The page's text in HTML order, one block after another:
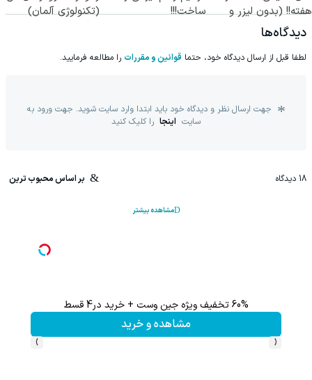
هفته!! (بدون لیزر و
جراحی)
ساخت!!!
(تکنولوژی آلمان)
دیدگاه‌ها
لطفا قبل از ارسال دیدگاه خود، حتما قوانین و مقررات را مطالعه فرمایید.
جهت ارسال نظر و دیدگاه خود باید ابتدا وارد سایت شوید. جهت ورود به
سایت اینجا را کلیک کنید
18 دیدگاه بر اساس محبوب ترین
مشاهده بیشتر
60% تخفیف ویژه جین وست + خرید در4 قسط
مشاهده و خرید
‹
›